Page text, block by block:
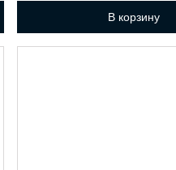
В корзину